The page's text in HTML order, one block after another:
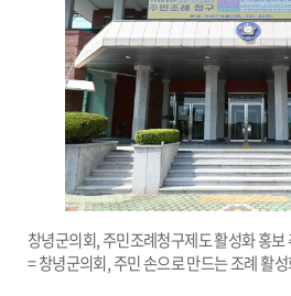
창녕군의회,주민조례청구제도 활성화 홍보
= 창녕군의회, 주민 손으로 만드는 조례 활